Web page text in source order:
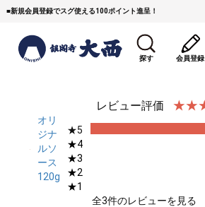
■新規会員登録でスグ使える100ポイント進呈！
探す
すき焼き
会員登録
オリ
ジナ
ルソ
ース
120g
レビュー評価
★5
★4
★3
★2
★1
全3件のレビューを見る